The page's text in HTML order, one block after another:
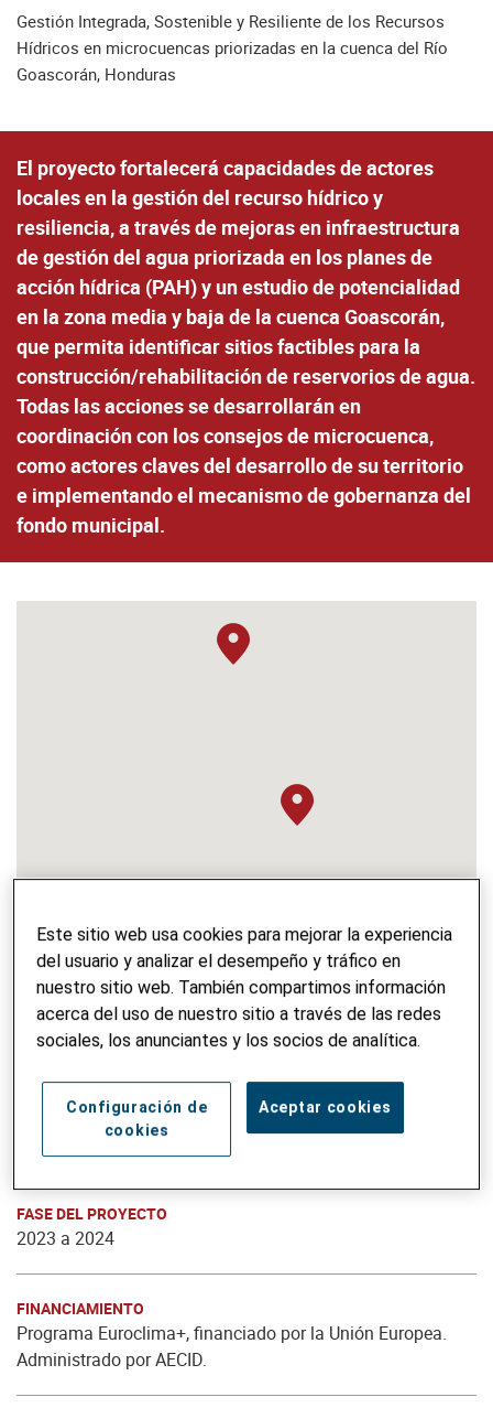
Gestión Integrada, Sostenible y Resiliente de los Recursos
Hídricos en microcuencas priorizadas en la cuenca del Río
Goascorán, Honduras
El proyecto fortalecerá capacidades de actores
locales en la gestión del recurso hídrico y
resiliencia, a través de mejoras en infraestructura
de gestión del agua priorizada en los planes de
acción hídrica (PAH) y un estudio de potencialidad
en la zona media y baja de la cuenca Goascorán,
que permita identificar sitios factibles para la
construcción/rehabilitación de reservorios de agua.
Todas las acciones se desarrollarán en
coordinación con los consejos de microcuenca,
como actores claves del desarrollo de su territorio
e implementando el mecanismo de gobernanza del
fondo municipal.
NOMBRE DEL PROYECTO
Goascorán Resiliente
FASE DEL PROYECTO
2023 a 2024
FINANCIAMIENTO
Programa Euroclima+, financiado por la Unión Europea.
Administrado por AECID.
Este sitio web usa cookies para mejorar la experiencia
del usuario y analizar el desempeño y tráfico en
nuestro sitio web. También compartimos información
acerca del uso de nuestro sitio a través de las redes
sociales, los anunciantes y los socios de analítica.
Aceptar cookies
Configuración de
cookies